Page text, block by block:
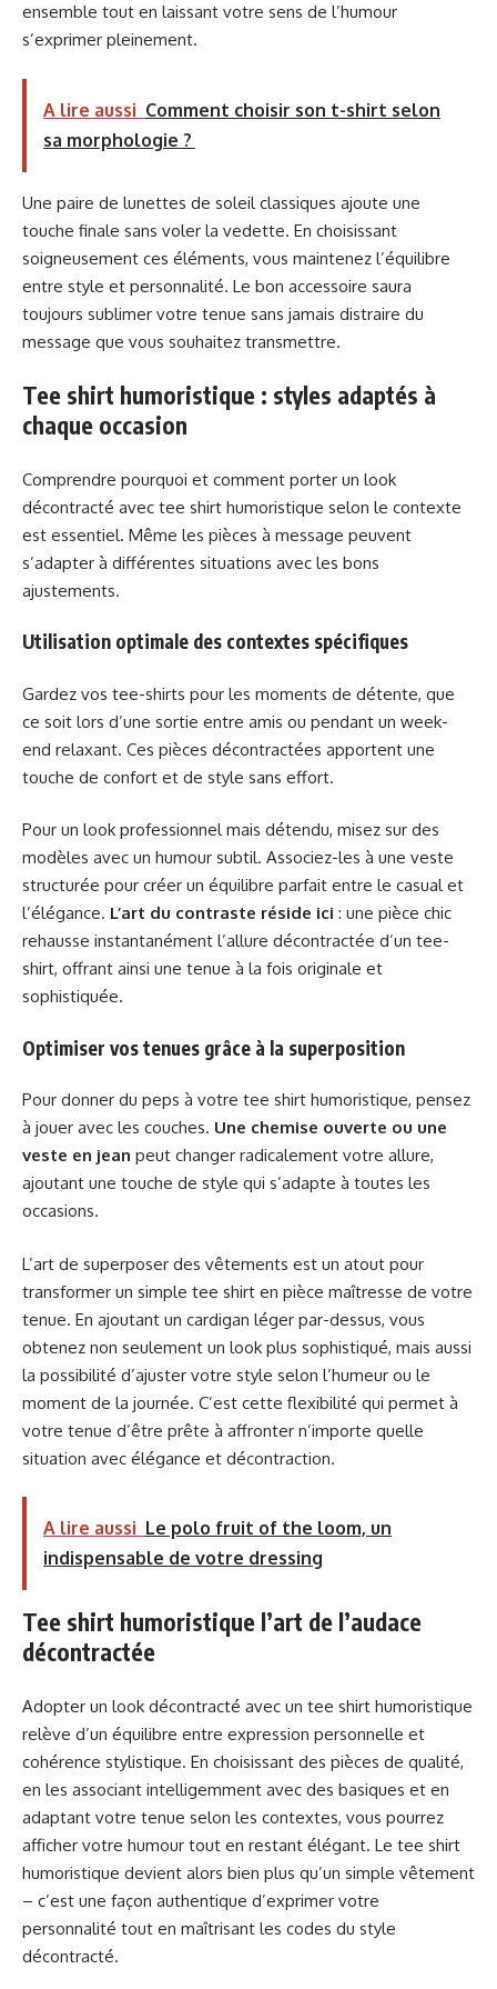
ensemble tout en laissant votre sens de l’humour
s’exprimer pleinement.
A lire aussi Comment choisir son t-shirt selon
sa morphologie ?
Une paire de lunettes de soleil classiques ajoute une
touche finale sans voler la vedette. En choisissant
soigneusement ces éléments, vous maintenez l’équilibre
entre style et personnalité. Le bon accessoire saura
toujours sublimer votre tenue sans jamais distraire du
message que vous souhaitez transmettre.
Tee shirt humoristique : styles adaptés à
chaque occasion
Comprendre pourquoi et comment porter un look
décontracté avec tee shirt humoristique selon le contexte
est essentiel. Même les pièces à message peuvent
s’adapter à différentes situations avec les bons
ajustements.
Utilisation optimale des contextes spécifiques
Gardez vos tee-shirts pour les moments de détente, que
ce soit lors d’une sortie entre amis ou pendant un week-
end relaxant. Ces pièces décontractées apportent une
touche de confort et de style sans effort.
Pour un look professionnel mais détendu, misez sur des
modèles avec un humour subtil. Associez-les à une veste
structurée pour créer un équilibre parfait entre le casual et
l’élégance. L’art du contraste réside ici : une pièce chic
rehausse instantanément l’allure décontractée d’un tee-
shirt, offrant ainsi une tenue à la fois originale et
sophistiquée.
Optimiser vos tenues grâce à la superposition
Pour donner du peps à votre tee shirt humoristique, pensez
à jouer avec les couches. Une chemise ouverte ou une
veste en jean peut changer radicalement votre allure,
ajoutant une touche de style qui s’adapte à toutes les
occasions.
L’art de superposer des vêtements est un atout pour
transformer un simple tee shirt en pièce maîtresse de votre
tenue. En ajoutant un cardigan léger par-dessus, vous
obtenez non seulement un look plus sophistiqué, mais aussi
la possibilité d’ajuster votre style selon l’humeur ou le
moment de la journée. C’est cette flexibilité qui permet à
votre tenue d’être prête à affronter n’importe quelle
situation avec élégance et décontraction.
A lire aussi Le polo fruit of the loom, un
indispensable de votre dressing
Tee shirt humoristique l’art de l’audace
décontractée
Adopter un look décontracté avec un tee shirt humoristique
relève d’un équilibre entre expression personnelle et
cohérence stylistique. En choisissant des pièces de qualité,
en les associant intelligemment avec des basiques et en
adaptant votre tenue selon les contextes, vous pourrez
afficher votre humour tout en restant élégant. Le tee shirt
humoristique devient alors bien plus qu’un simple vêtement
– c’est une façon authentique d’exprimer votre
personnalité tout en maîtrisant les codes du style
décontracté.